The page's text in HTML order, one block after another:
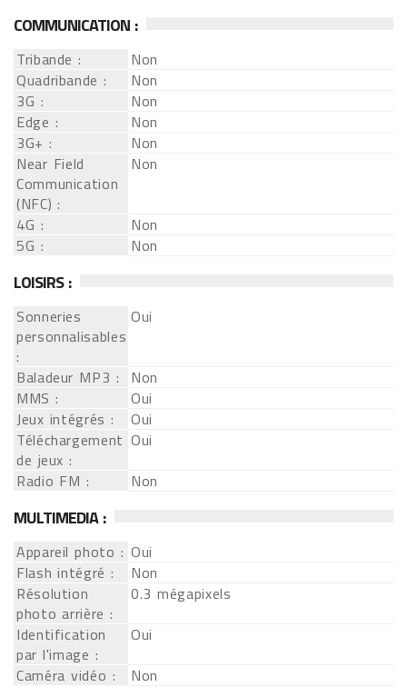
COMMUNICATION :
Tribande :
Non
Quadribande :
Non
3G :
Non
Edge :
Non
3G+ :
Non
Near Field
Communication
(NFC) :
Non
4G :
Non
5G :
Non
LOISIRS :
Sonneries
personnalisables
:
Oui
Baladeur MP3 :
Non
MMS :
Oui
Jeux intégrés :
Oui
Téléchargement
de jeux :
Oui
Radio FM :
Non
MULTIMEDIA :
Appareil photo : Oui
Flash intégré :
Non
Résolution
photo arrière :
0.3 mégapixels
Identification
par l'image :
Oui
Caméra vidéo :
Non